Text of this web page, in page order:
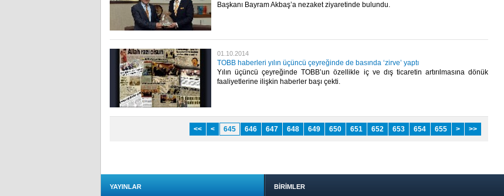
Başkanı Bayram Akbaş’a nezaket ziyaretinde bulundu.​
01.10.2014
TOBB haberleri yılın üçüncü çeyreğinde de basında ‘zirve’ yaptı
Yılın üçüncü çeyreğinde TOBB’un özellikle iç ve dış ticaretin artırılmasına dönük
faaliyetlerine ilişkin haberler başı çekti.​
<< < 645 646 647 648 649 650 651 652 653 654 655 > >>
YAYINLAR BİRİMLER